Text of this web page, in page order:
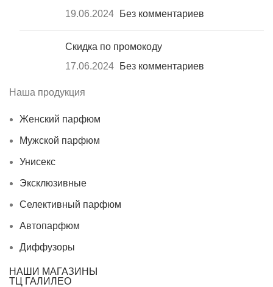
19.06.2024
Без комментариев
Скидка по промокоду
17.06.2024
Без комментариев
Наша продукция
Женский парфюм
Мужской парфюм
Унисекс
Эксклюзивные
Селективный парфюм
Автопарфюм
Диффузоры
НАШИ МАГАЗИНЫ
ТЦ ГАЛИЛЕО